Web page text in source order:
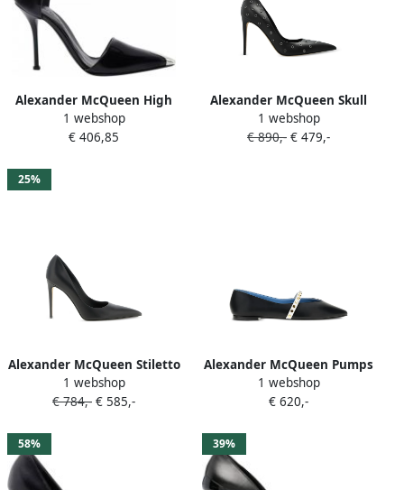
Alexander McQueen High
Heel Sandals
1 webshop
€ 406,85
Alexander McQueen Skull
pumps Zwart
1 webshop
€ 890,- € 479,-
25%
Alexander McQueen Stiletto
leren pumps met puntige
neus Zwart
1 webshop
€ 784,- € 585,-
Alexander McQueen Pumps
met puntige neus en studs
Zwart
1 webshop
€ 620,-
58% 39%